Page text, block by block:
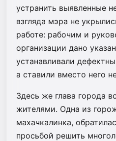
устранить выявленные
взгляда мэра не
работе: рабочим и
организации дано
устанавливали
а ставили вместо него
Здесь же глава города
жителями. Одна из
махачкалинка,
просьбой решить